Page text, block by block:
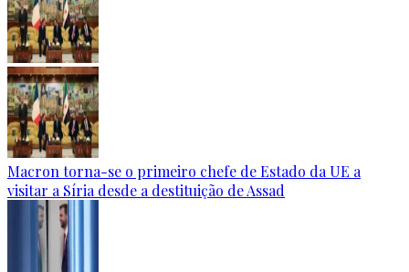
Macron torna-se o primeiro chefe de Estado da UE a
visitar a Síria desde a destituição de Assad